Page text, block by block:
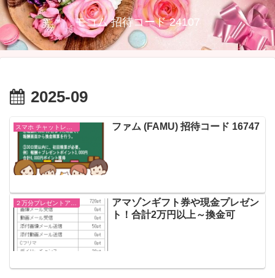
モコム 招待コード 24107
2025-09
スマホ チャットレディの登録方法 ファム (FAMU) 招待コード 16747
アマゾンギフト券や現金プレゼン
ト！合計2万円以上～換金可